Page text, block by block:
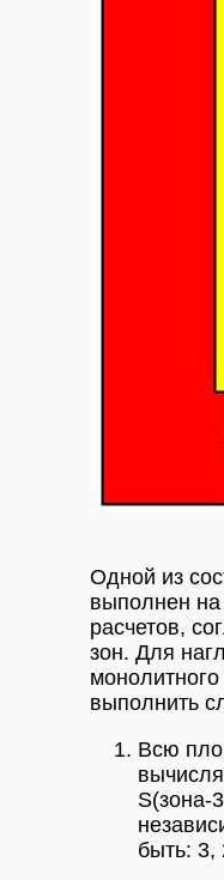
Одной из
выполнен на
расчетов,
зон. Для
выполнить
Всю
S(зона-
быть: 3,